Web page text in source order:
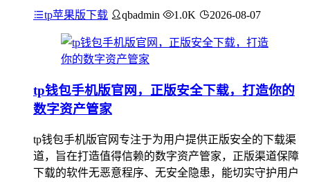
tp苹果版下载 qbadmin 1.0K 2026-08-07
tp钱包手机版官网，正版安全下载，打造你的
数字资产管家
tp钱包手机版官网专注于为用户提供正版安全的下载渠
道，旨在打造值得信赖的数字资产管家，正版渠道保障
下载的软件无恶意程序、无安全隐患，能切实守护用户